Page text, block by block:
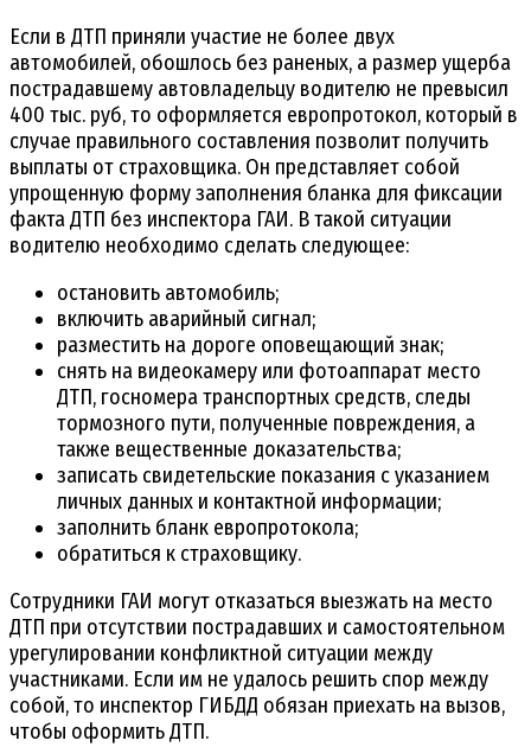
Если в ДТП приняли участие не более двух
автомобилей, обошлось без раненых, а размер ущерба
пострадавшему автовладельцу водителю не превысил
400 тыс. руб, то оформляется европротокол, который в
случае правильного составления позволит получить
выплаты от страховщика. Он представляет собой
упрощенную форму заполнения бланка для фиксации
факта ДТП без инспектора ГАИ. В такой ситуации
водителю необходимо сделать следующее:
остановить автомобиль;
включить аварийный сигнал;
разместить на дороге оповещающий знак;
снять на видеокамеру или фотоаппарат место
ДТП, госномера транспортных средств, следы
тормозного пути, полученные повреждения, а
также вещественные доказательства;
записать свидетельские показания с указанием
личных данных и контактной информации;
заполнить бланк европротокола;
обратиться к страховщику.
Сотрудники ГАИ могут отказаться выезжать на место
ДТП при отсутствии пострадавших и самостоятельном
урегулировании конфликтной ситуации между
участниками. Если им не удалось решить спор между
собой, то инспектор ГИБДД обязан приехать на вызов,
чтобы оформить ДТП.